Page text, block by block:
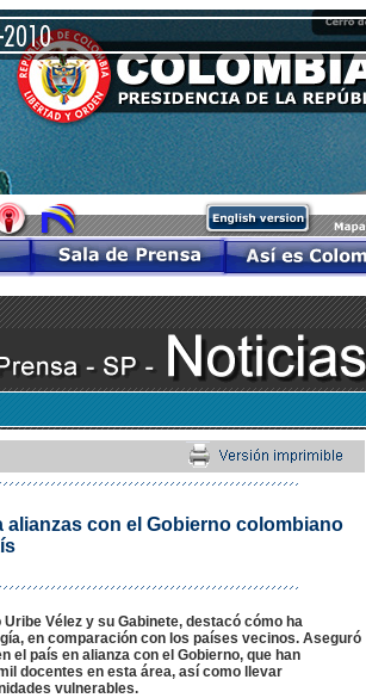
alianzas con el Gobierno colombiano
Vélez y su Gabinete, destacó cómo ha
en comparación con los países vecinos. Aseguró
el país en alianza con el Gobierno, que han
docentes en esta área, así como llevar
vulnerables.